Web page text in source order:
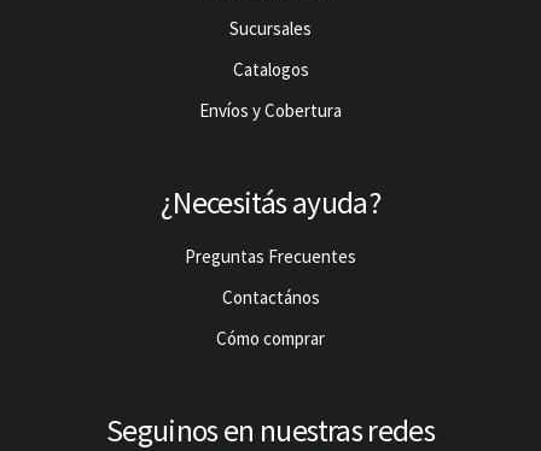
Sucursales
Catalogos
Envíos y Cobertura
¿Necesitás ayuda?
Preguntas Frecuentes
Contactános
Cómo comprar
Seguinos en nuestras redes